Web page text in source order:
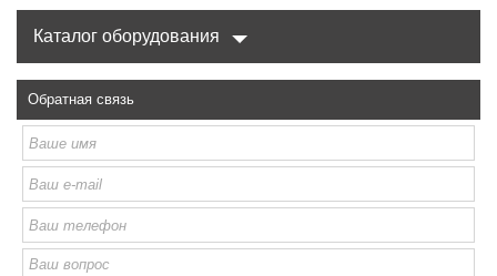
Каталог оборудования
Обратная связь